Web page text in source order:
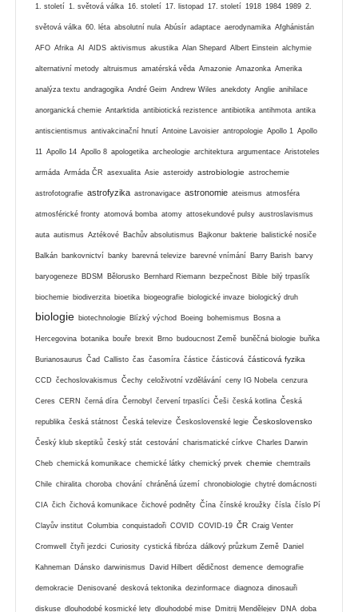
1. století 1. světová válka 16. století 17. listopad 17. století 1918 1984 1989 2.
světová válka 60. léta absolutní nula Abúsír adaptace aerodynamika Afghánistán
AFO Afrika AI AIDS aktivismus akustika Alan Shepard Albert Einstein alchymie
alternativní metody altruismus amatérská věda Amazonie Amazonka Amerika
analýza textu andragogika André Geim Andrew Wiles anekdoty Anglie anihilace
anorganická chemie Antarktida antibiotická rezistence antibiotika antihmota antika
antiscientismus antivakcinační hnutí Antoine Lavoisier antropologie Apollo 1 Apollo
11 Apollo 14 Apollo 8 apologetika archeologie architektura argumentace Aristoteles
armáda Armáda ČR asexualita Asie asteroidy astrobiologie astrochemie
astrofotografie astrofyzika astronavigace astronomie ateismus atmosféra
atmosférické fronty atomová bomba atomy attosekundové pulsy austroslavismus
auta autismus Aztékové Bachův absolutismus Bajkonur bakterie balistické nosiče
Balkán bankovnictví banky barevná televize barevné vnímání Barry Barish barvy
baryogeneze BDSM Bělorusko Bernhard Riemann bezpečnost Bible bilý trpaslík
biochemie biodiverzita bioetika biogeografie biologické invaze biologický druh
biologie biotechnologie Blízký východ Boeing bohemismus Bosna a
Hercegovina botanika bouře brexit Brno budoucnost Země buněčná biologie buňka
Burianosaurus Čad Callisto čas časomíra částice částicová částicová fyzika
CCD čechoslovakismus Čechy celoživotní vzdělávání ceny IG Nobela cenzura
Ceres CERN černá díra Černobyl červení trpaslíci Češi česká kotlina Česká
republika česká státnost Česká televize Československé legie Československo
Český klub skeptiků český stát cestování charismatické církve Charles Darwin
Cheb chemická komunikace chemické látky chemický prvek chemie chemtrails
Chile chiralita choroba chování chráněná území chronobiologie chytré domácnosti
CIA čich čichová komunikace čichové podněty Čína čínské kroužky čísla číslo Pí
Clayův institut Columbia conquistadoři COVID COVID-19 ČR Craig Venter
Cromwell čtyři jezdci Curiosity cystická fibróza dálkový průzkum Země Daniel
Kahneman Dánsko darwinismus David Hilbert dědičnost demence demografie
demokracie Denisované desková tektonika dezinformace diagnoza dinosauři
diskuse dlouhodobé kosmické lety dlouhodobé mise Dmitrij Mendělejev DNA doba